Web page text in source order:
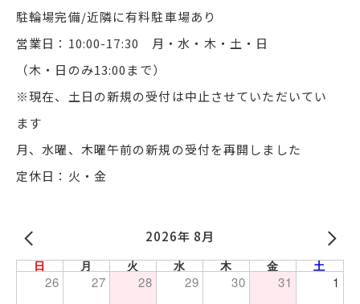
駐輪場完備/近隣に有料駐車場あり
営業日：10:00-17:30 月・水・木・土・日
（木・日のみ13:00まで）
※現在、土日の新規の受付は中止させていただいてい
ます
月、水曜、木曜午前の新規の受付を再開しました
定休日：火・金
2026年 8月
日 月 火 水 木 金 土
26 27 28 29 30 31 1